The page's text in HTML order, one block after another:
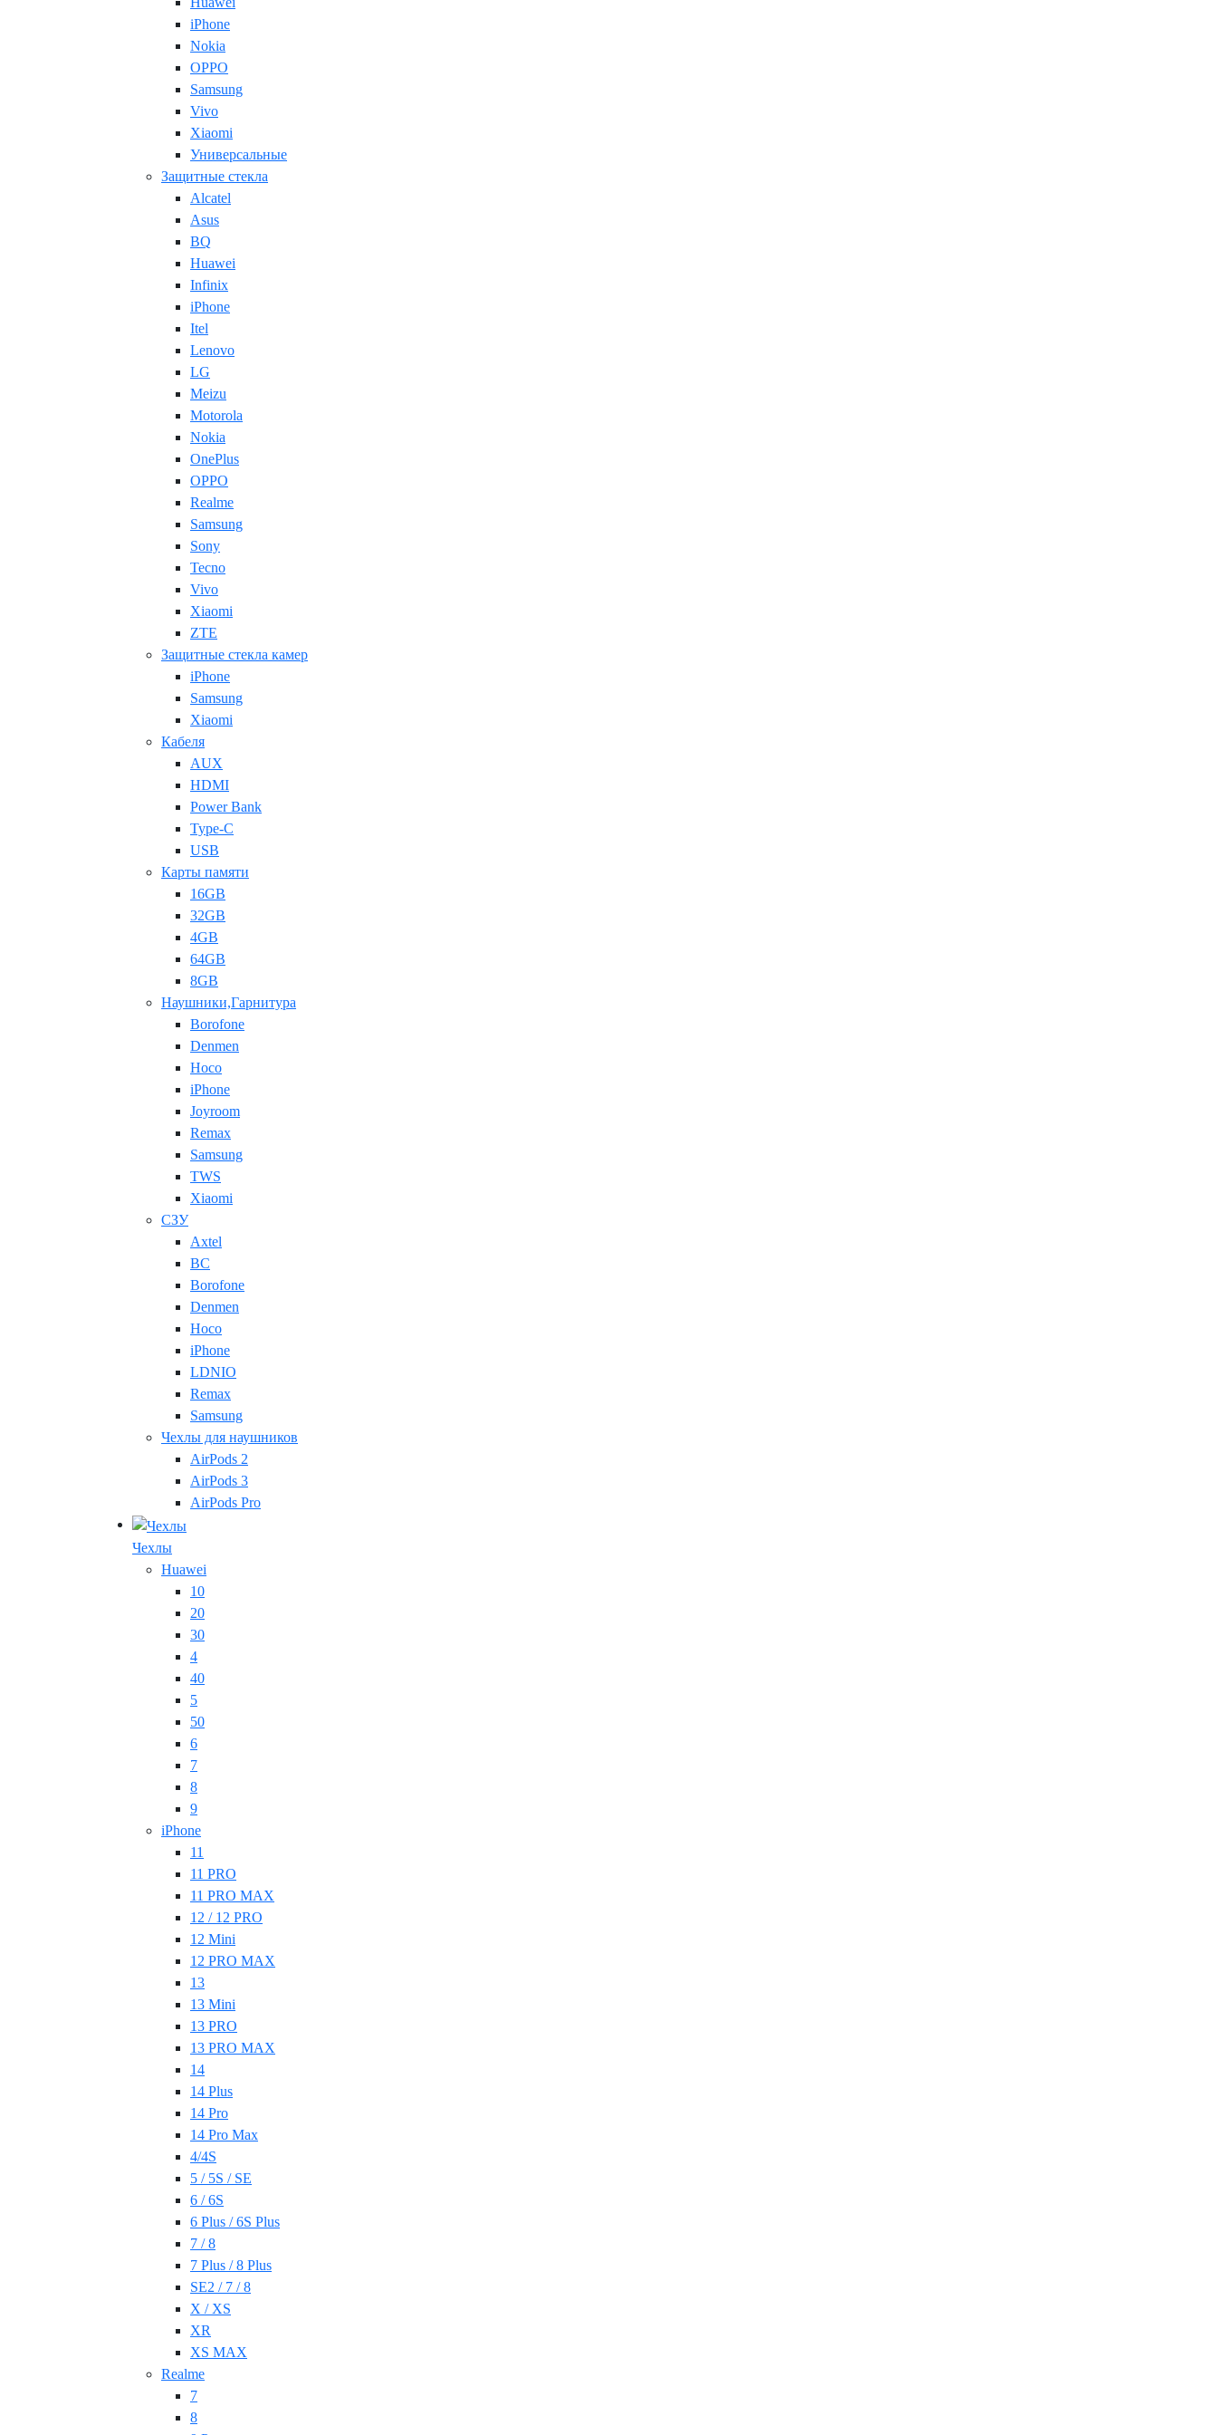
iPhone
Nokia
OPPO
Samsung
Vivo
Xiaomi
Универсальные
Защитные стекла
Alcatel
Asus
BQ
Huawei
Infinix
iPhone
Itel
Lenovo
LG
Meizu
Motorola
Nokia
OnePlus
OPPO
Realme
Samsung
Sony
Tecno
Vivo
Xiaomi
ZTE
Защитные стекла камер
iPhone
Samsung
Xiaomi
Кабеля
AUX
HDMI
Power Bank
Type-C
USB
Карты памяти
16GB
32GB
4GB
64GB
8GB
Наушники,Гарнитура
Borofone
Denmen
Hoco
iPhone
Joyroom
Remax
Samsung
TWS
Xiaomi
СЗУ
Axtel
BC
Borofone
Denmen
Hoco
iPhone
LDNIO
Remax
Samsung
Чехлы для наушников
AirPods 2
AirPods 3
AirPods Pro
Чехлы
Huawei
10
20
30
4
40
5
50
6
7
8
9
iPhone
11
11 PRO
11 PRO MAX
12 / 12 PRO
12 Mini
12 PRO MAX
13
13 Mini
13 PRO
13 PRO MAX
14
14 Plus
14 Pro
14 Pro Max
4/4S
5 / 5S / SE
6 / 6S
6 Plus / 6S Plus
7 / 8
7 Plus / 8 Plus
SE2 / 7 / 8
X / XS
XR
XS MAX
Realme
7
8